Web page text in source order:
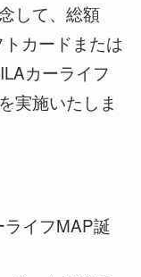
して、総額
カードまたは
カーライフ
実施いたしま
イフMAP誕